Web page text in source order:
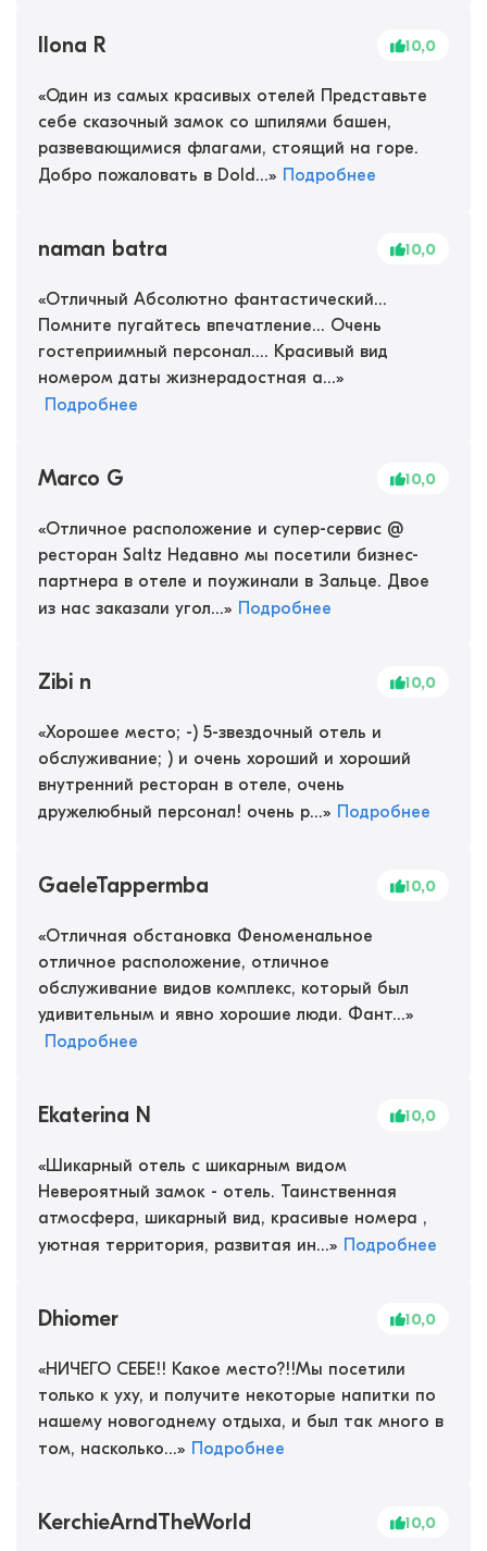
Ilona R 10,0
«Один из самых красивых отелей Представьте
себе сказочный замок со шпилями башен,
развевающимися флагами, стоящий на горе.
Добро пожаловать в Dold...» Подробнее
naman batra 10,0
«Отличный Абсолютно фантастический...
Помните пугайтесь впечатление... Очень
гостеприимный персонал.... Красивый вид
номером даты жизнерадостная а...»
Подробнее
Marco G 10,0
«Отличное расположение и супер-сервис @
ресторан Saltz Недавно мы посетили бизнес-
партнера в отеле и поужинали в Зальце. Двое
из нас заказали угол...» Подробнее
Zibi n 10,0
«Хорошее место; -) 5-звездочный отель и
обслуживание; ) и очень хороший и хороший
внутренний ресторан в отеле, очень
дружелюбный персонал! очень р...» Подробнее
GaeleTappermba 10,0
«Отличная обстановка Феноменальное
отличное расположение, отличное
обслуживание видов комплекс, который был
удивительным и явно хорошие люди. Фант...»
Подробнее
Ekaterina N 10,0
«Шикарный отель с шикарным видом
Невероятный замок - отель. Таинственная
атмосфера, шикарный вид, красивые номера ,
уютная территория, развитая ин...» Подробнее
Dhiomer 10,0
«НИЧЕГО СЕБЕ!! Какое место?!!Мы посетили
только к уху, и получите некоторые напитки по
нашему новогоднему отдыха, и был так много в
том, насколько...» Подробнее
KerchieArndTheWorld 10,0